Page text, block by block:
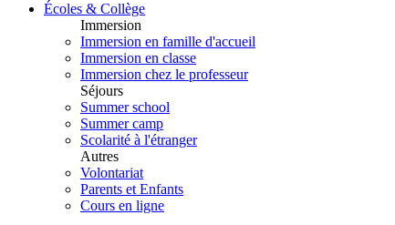
Écoles & Collège
Immersion
Immersion en famille d'accueil
Immersion en classe
Immersion chez le professeur
Séjours
Summer school
Summer camp
Scolarité à l'étranger
Autres
Volontariat
Parents et Enfants
Cours en ligne